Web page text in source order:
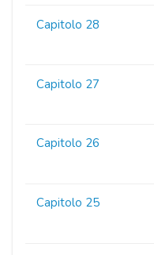
Capitolo 28
Capitolo 27
Capitolo 26
Capitolo 25